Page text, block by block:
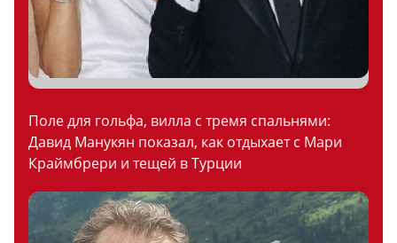
Поле для гольфа, вилла с тремя спальнями:
Давид Манукян показал, как отдыхает с Мари
Краймбрери и тещей в Турции